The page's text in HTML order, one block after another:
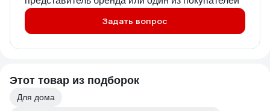
Задать вопрос
Этот товар из подборок
Для дома